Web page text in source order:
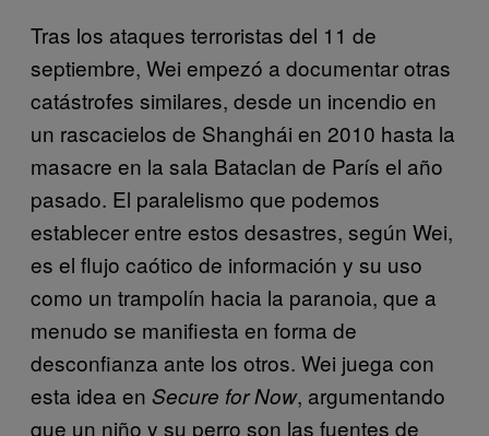
Tras los ataques terroristas del 11 de
septiembre, Wei empezó a documentar otras
catástrofes similares, desde un incendio en
un rascacielos de Shanghái en 2010 hasta la
masacre en la sala Bataclan de París el año
pasado. El paralelismo que podemos
establecer entre estos desastres, según Wei,
es el flujo caótico de información y su uso
como un trampolín hacia la paranoia, que a
menudo se manifiesta en forma de
desconfianza ante los otros. Wei juega con
esta idea en Secure for Now, argumentando
que un niño y su perro son las fuentes de